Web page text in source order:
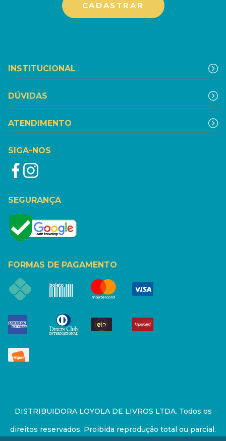
INSTITUCIONAL
DÚVIDAS
ATENDIMENTO
SIGA-NOS
SEGURANÇA
FORMAS DE PAGAMENTO
DISTRIBUIDORA LOYOLA DE LIVROS LTDA. Todos os
direitos reservados. Proibida reprodução total ou parcial.